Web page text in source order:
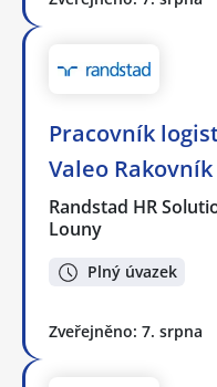
Pracovník
Valeo Rakovník
Randstad HR
Louny
Plný úvazek
Zveřejněno: 7. srpna